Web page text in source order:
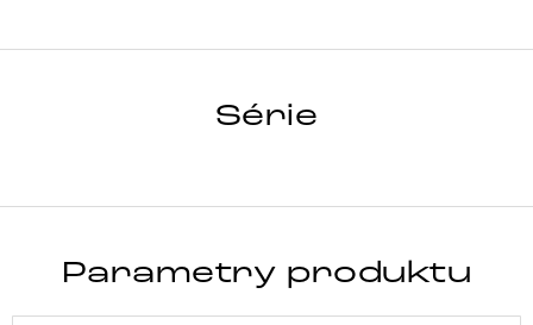
Série
ALJA-FLEX
Parametry produktu